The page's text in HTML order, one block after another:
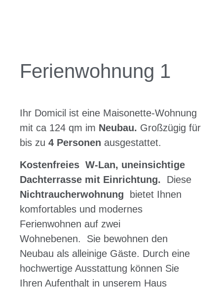
Ferienwohnung 1
Ihr Domicil ist eine Maisonette-Wohnung
mit ca 124 qm im Neubau. Großzügig für
bis zu 4 Personen ausgestattet.
Kostenfreies W-Lan, uneinsichtige
Dachterrasse mit Einrichtung. Diese
Nichtraucherwohnung bietet Ihnen
komfortables und modernes
Ferienwohnen auf zwei
Wohnebenen. Sie bewohnen den
Neubau als alleinige Gäste. Durch eine
hochwertige Ausstattung können Sie
Ihren Aufenthalt in unserem Haus